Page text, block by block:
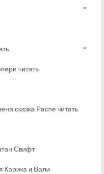
читать
сказка Распе читать
Свифт
Карика и Вали